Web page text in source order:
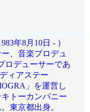
年8月10日 - ）
、音楽プロデュ
ロデューサーであ
ィアステー
」を運営し
トーカンパニー
東京都出身。